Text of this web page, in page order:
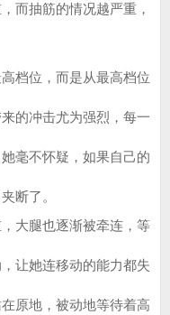
而抽筋的情况越严重，
档位，而是从最高档位
的冲击尤为强烈，每一
毫不怀疑，如果自己的
断了。
大腿也逐渐被牵连，等
让她连移动的能力都失
原地，被动地等待着高